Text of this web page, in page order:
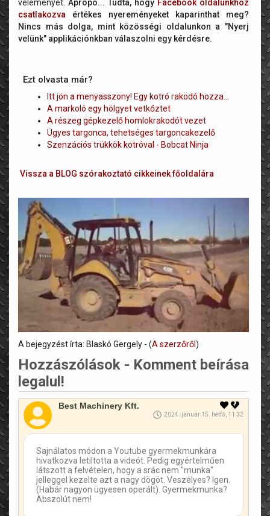
véleményét. Apropó... Tudta, hogy Facebook oldalunkhoz
csatlakozva értékes nyereményeket kaparinthat meg?
Nincs más dolga, mint közösségi oldalunkon a "Nyerj
velünk" applikációnkban válaszolni egy kérdésre.
Ezt olvasta már?
Itt jön a menyasszony! Egy kotró rakodó hozza…
A markoló egy hölgyet vetkőztet
A részeg gépkezelő homlokrakodót vezet
Ügyes targonca, tehetséges targoncakezelő
Szenzációs trükkök kotróval - Bobcat Ninja
Vissza a BLOG szórakoztató cikkeinek főoldalára
A bejegyzést írta: Blaskó Gergely - (A szerzőről)
Hozzászólások - Komment beírása
legalul!
Best Machinery Kft.
2024. január 15. hétfő, 11:32
Sajnálatos módon a Youtube gyermekmunkára
hivatkozva letiltotta a videót. Pedig egyértelműen
látszott a felvételen, hogy a srác nem "munka"
jelleggel kezelte azt a nagy dögöt. Veszélyes? Igen.
(Habár nagyon ügyesen operált). Gyermekmunka?
Abszolút nem!